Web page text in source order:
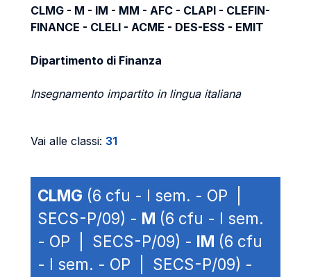
CLMG - M - IM - MM - AFC - CLAPI - CLEFIN-
FINANCE - CLELI - ACME - DES-ESS - EMIT
Dipartimento di Finanza
Insegnamento impartito in lingua italiana
Vai alle classi: 31
CLMG (6 cfu - I sem. - OP |
SECS-P/09) - M (6 cfu - I sem.
- OP | SECS-P/09) - IM (6 cfu
- I sem. - OP | SECS-P/09) -